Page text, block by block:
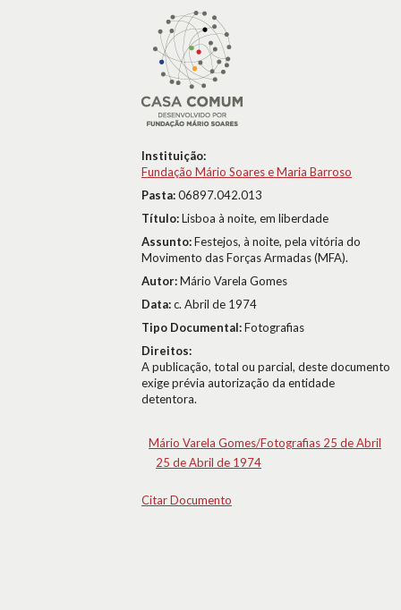
Instituição:
Fundação Mário Soares e Maria Barroso
Pasta:06897.042.013
Título:Lisboa à noite, em liberdade
Assunto:Festejos, à noite, pela vitória do
Movimento das Forças Armadas (MFA).
Autor:Mário Varela Gomes
Data:c. Abril de 1974
Tipo Documental:Fotografias
Direitos:
A publicação, total ou parcial, deste documento
exige prévia autorização da entidade
detentora.
Mário Varela Gomes/Fotografias 25 de Abril
25 de Abril de 1974
Citar Documento